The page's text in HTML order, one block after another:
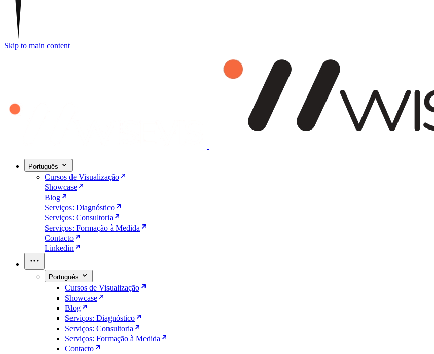
Skip to main content
Português
Cursos de Visualização
Showcase
Blog
Serviços: Diagnóstico
Serviços: Consultoria
Serviços: Formação à Medida
Contacto
Linkedin
Português
Cursos de Visualização
Showcase
Blog
Serviços: Diagnóstico
Serviços: Consultoria
Serviços: Formação à Medida
Contacto